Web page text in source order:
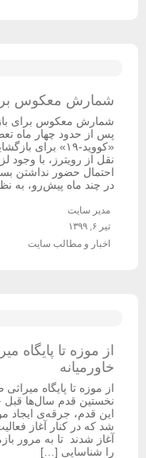
شمارش معکوس
شمارش معکوس برای
پس از حدود چهار ماه
«کووید-۱۹»
نقل از رویترز، با وجود
احتمال حضور نداشتن
در چند ماه پیش‌رو، به
مدیر سایت
تیر ۶, ۱۳۹۹
اخبار و مطالب سایت
از موزه تا پایگاه
خاورمیانه
از موزه تا پایگاه
نخستین قدم سال‌ها
این قدم، جرقه‌ی ایجاد
شد که در کنار آغاز
آغاز شدند تا به مرور
را شناسایی […]